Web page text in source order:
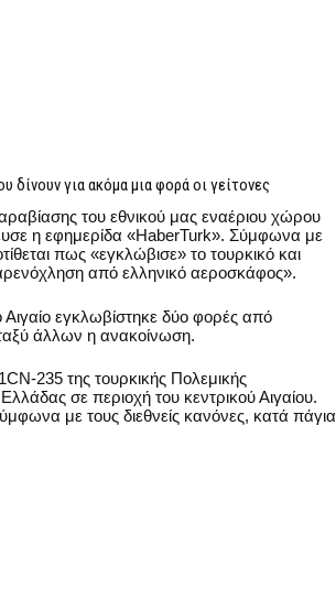
δίνουν για ακόμα μια φορά οι γείτονες
του εθνικού μας εναέριου χώρου
η εφημερίδα «HaberTurk». Σύμφωνα με
πως «εγκλώβισε» το τουρκικό και
από ελληνικό αεροσκάφος».
εγκλωβίστηκε δύο φορές από
άλλων η ανακοίνωση.
235 της τουρκικής Πολεμικής
σε περιοχή του κεντρικού Αιγαίου.
με τους διεθνείς κανόνες, κατά πάγια